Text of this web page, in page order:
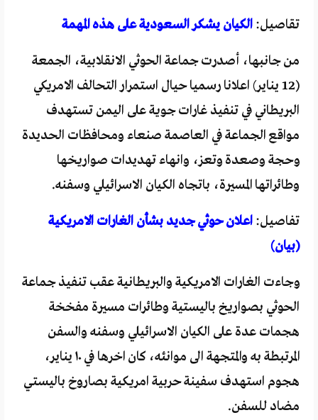
تقاصيل: الكيان يشكر السعودية على هذه المهمة
من جانبها، أصدرت جماعة الحوثي الانقلابية، الجمعة
(12 يناير) اعلانا رسميا حيال استمرار التحالف الامريكي
البريطاني في تنفيذ غارات جوية على اليمن تستهدف
مواقع الجماعة في العاصمة صنعاء ومحافظات الحديدة
وحجة وصعدة وتعز، وانهاء تهديدات صواريخها
وطائراتها المسيرة، باتجاه الكيان الاسرائيلي وسفنه.
تفاصيل: اعلان حوثي جديد بشأن الغارات الامريكية
(بيان)
وجاءت الغارات الامريكية والبريطانية عقب تنفيذ جماعة
الحوثي بصواريخ باليستية وطائرات مسيرة مفخخة
هجمات عدة على الكيان الاسرائيلي وسفنه والسفن
المرتبطة به والمتجهة الى موانئه، كان اخرها في ١٠ يناير،
هجوم استهدف سفينة حربية امريكية بصاروخ باليستي
مضاد للسفن.